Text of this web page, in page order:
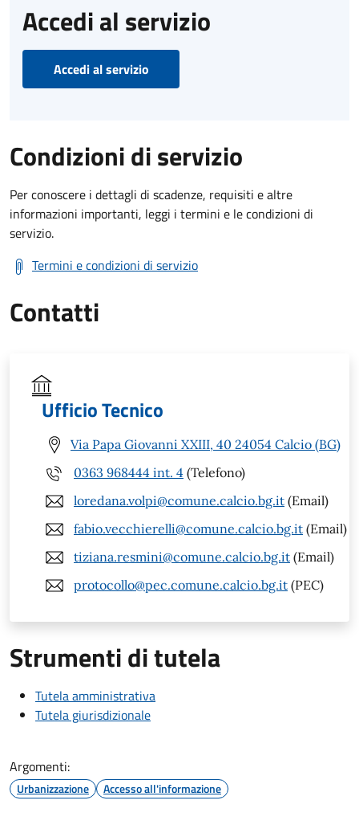
Accedi al servizio
Accedi al servizio
Condizioni di servizio
Per conoscere i dettagli di scadenze, requisiti e altre
informazioni importanti, leggi i termini e le condizioni di
servizio.
Termini e condizioni di servizio
Contatti
Ufficio Tecnico
Via Papa Giovanni XXIII, 40 24054 Calcio (BG)
0363 968444 int. 4 (Telefono)
loredana.volpi@comune.calcio.bg.it (Email)
fabio.vecchierelli@comune.calcio.bg.it (Email)
tiziana.resmini@comune.calcio.bg.it (Email)
protocollo@pec.comune.calcio.bg.it (PEC)
Strumenti di tutela
Tutela amministrativa
Tutela giurisdizionale
Argomenti:
Urbanizzazione Accesso all'informazione